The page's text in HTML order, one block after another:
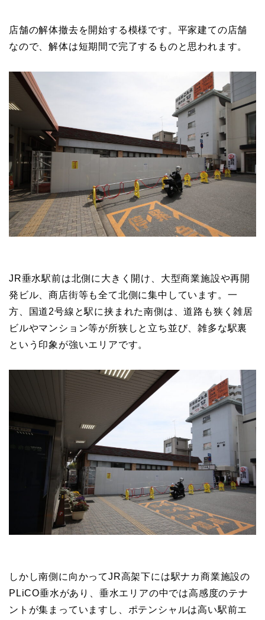
店舗の解体撤去を開始する模様です。平家建ての店舗
なので、解体は短期間で完了するものと思われます。
JR垂水駅前は北側に大きく開け、大型商業施設や再開
発ビル、商店街等も全て北側に集中しています。一
方、国道2号線と駅に挟まれた南側は、道路も狭く雑居
ビルやマンション等が所狭しと立ち並び、雑多な駅裏
という印象が強いエリアです。
しかし南側に向かってJR高架下には駅ナカ商業施設の
PLiCO垂水があり、垂水エリアの中では高感度のテナ
ントが集まっていますし、ポテンシャルは高い駅前エ